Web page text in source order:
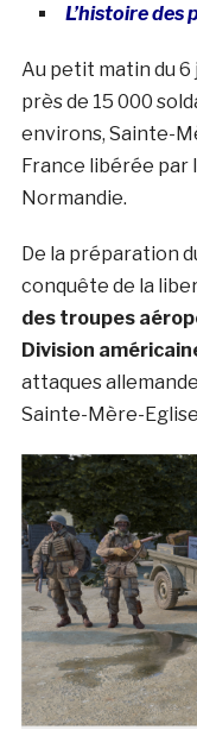
L’histoire des
Au petit matin du 6
près de 15 000
environs, Sainte-
France libérée par
Normandie.
De la préparation
conquête de la
des troupes
Division
attaques
Sainte-Mère-